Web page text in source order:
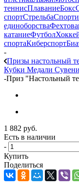
теннисПлаваниеБокс
спортСтрельба
единоборства
катаниеФутбол
спортаКиберспорт
-
Призы настольный
Кубки Медали
-Приз "Настольный
1 882 руб.
Есть в наличии
-
Купить
Поделиться